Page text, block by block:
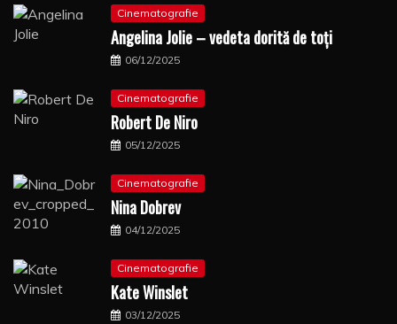
Cinematografie
Angelina Jolie – vedeta dorită de toți
06/12/2025
Cinematografie
Robert De Niro
05/12/2025
Cinematografie
Nina Dobrev
04/12/2025
Cinematografie
Kate Winslet
03/12/2025